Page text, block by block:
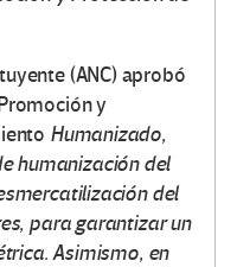
(ANC) aprobó
y
Humanizado,
humanización del
del
para garantizar un
Asimismo, en